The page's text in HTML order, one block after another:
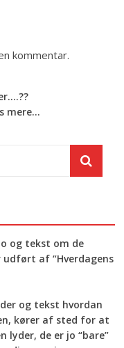
kommentar.
mere...
og tekst om de
af “Hverdagens
og tekst hvordan
kører af sted for at
lyder, de er jo “bare”